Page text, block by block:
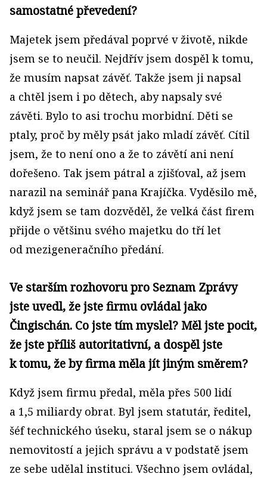
samostatné převedení?
Majetek jsem předával poprvé v životě, nikde
jsem se to neučil. Nejdřív jsem dospěl k tomu,
že musím napsat závěť. Takže jsem ji napsal
a chtěl jsem i po dětech, aby napsaly své
závěti. Bylo to asi trochu morbidní. Děti se
ptaly, proč by měly psát jako mladí závěť. Cítil
jsem, že to není ono a že to závětí ani není
dořešeno. Tak jsem pátral a zjišťoval, až jsem
narazil na seminář pana Krajíčka. Vyděsilo mě,
když jsem se tam dozvěděl, že velká část firem
přijde o většinu svého majetku do tří let
od mezigeneračního předání.
Ve starším rozhovoru pro Seznam Zprávy
jste uvedl, že jste firmu ovládal jako
Čingischán. Co jste tím myslel? Měl jste pocit,
že jste příliš autoritativní, a dospěl jste
k tomu, že by firma měla jít jiným směrem?
Když jsem firmu předal, měla přes 500 lidí
a 1,5 miliardy obrat. Byl jsem statutár, ředitel,
šéf technického úseku, staral jsem se o nákup
nemovitostí a jejich správu a v podstatě jsem
ze sebe udělal instituci. Všechno jsem ovládal,